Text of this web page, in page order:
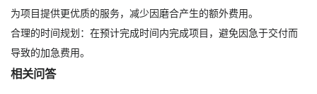
为项目提供更优质的服务，减少因磨合产生的额外费用。
合理的时间规划：在预计完成时间内完成项目，避免因急于交付而
导致的加急费用。
相关问答